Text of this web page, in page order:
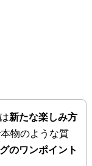
は新たな楽しみ方
物のような質
のワンポイント